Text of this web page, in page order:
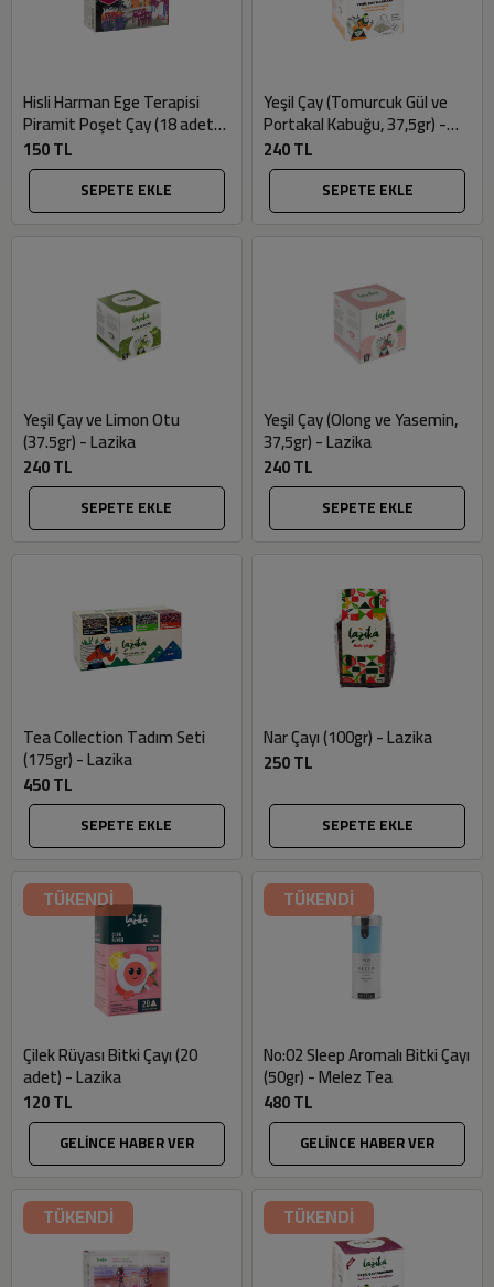
Hisli Harman Ege Terapisi
Piramit Poşet Çay (18 adet) -
Lazika
150 TL
SEPETE EKLE
Yeşil Çay (Tomurcuk Gül ve
Portakal Kabuğu, 37,5gr) -
Lazika
240 TL
SEPETE EKLE
Yeşil Çay ve Limon Otu
(37.5gr) - Lazika
240 TL
SEPETE EKLE
Yeşil Çay (Olong ve Yasemin,
37,5gr) - Lazika
240 TL
SEPETE EKLE
Tea Collection Tadım Seti
(175gr) - Lazika
450 TL
SEPETE EKLE
Nar Çayı (100gr) - Lazika
250 TL
SEPETE EKLE
TÜKENDİ
Çilek Rüyası Bitki Çayı (20
adet) - Lazika
120 TL
GELİNCE HABER VER
TÜKENDİ
No:02 Sleep Aromalı Bitki Çayı
(50gr) - Melez Tea
480 TL
GELİNCE HABER VER
TÜKENDİ TÜKENDİ